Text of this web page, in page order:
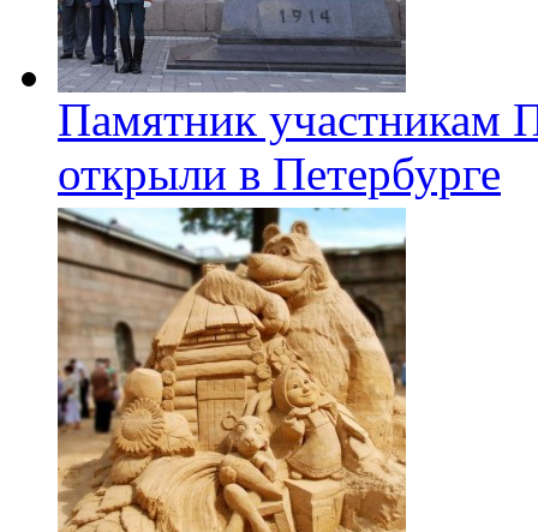
Памятник участникам
открыли в Петербурге